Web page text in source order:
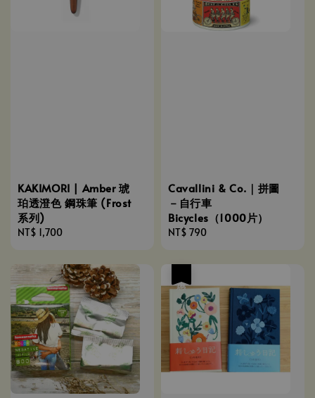
KAKIMORI | Amber 琥
珀透澄色 鋼珠筆 (Frost
系列)
Regular
NT$ 1,700
Cavallini & Co.｜拼圖
－自行車
Bicycles（1000片）
Regular
NT$ 790